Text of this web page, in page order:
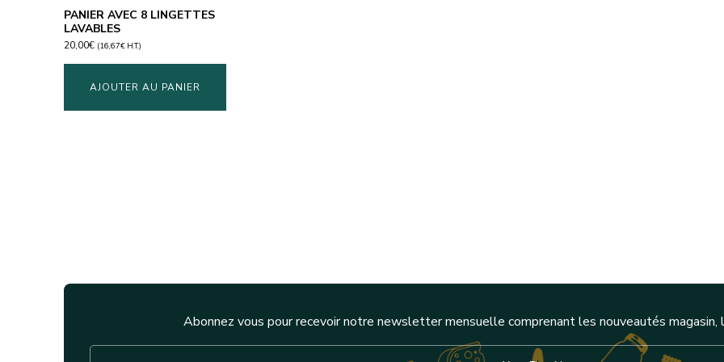
PANIER AVEC 8 LINGETTES
LAVABLES
20,00€ (16,67€ H.T.)
AJOUTER AU PANIER
Abonnez vous pour recevoir notre newsletter mensuelle comprenant les nouveautés